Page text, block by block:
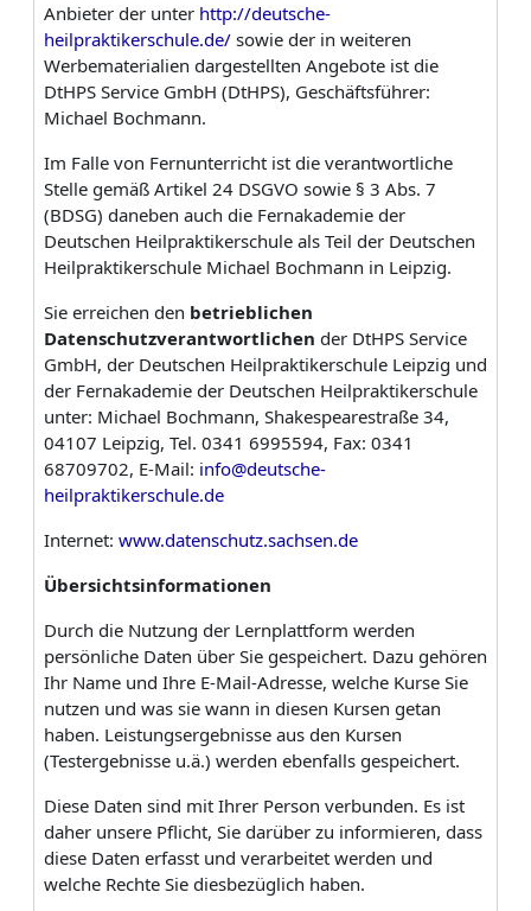
Anbieter der unter http://deutsche-
heilpraktikerschule.de/ sowie der in weiteren
Werbematerialien dargestellten Angebote ist die
DtHPS Service GmbH (DtHPS), Geschäftsführer:
Michael Bochmann.
Im Falle von Fernunterricht ist die verantwortliche
Stelle gemäß Artikel 24 DSGVO sowie § 3 Abs. 7
(BDSG) daneben auch die Fernakademie der
Deutschen Heilpraktikerschule als Teil der Deutschen
Heilpraktikerschule Michael Bochmann in Leipzig.
Sie erreichen den betrieblichen
Datenschutzverantwortlichen der DtHPS Service
GmbH, der Deutschen Heilpraktikerschule Leipzig und
der Fernakademie der Deutschen Heilpraktikerschule
unter: Michael Bochmann, Shakespearestraße 34,
04107 Leipzig, Tel. 0341 6995594, Fax: 0341
68709702, E-Mail: info@deutsche-
heilpraktikerschule.de
Internet: www.datenschutz.sachsen.de
Übersichtsinformationen
Durch die Nutzung der Lernplattform werden
persönliche Daten über Sie gespeichert. Dazu gehören
Ihr Name und Ihre E-Mail-Adresse, welche Kurse Sie
nutzen und was sie wann in diesen Kursen getan
haben. Leistungsergebnisse aus den Kursen
(Testergebnisse u.ä.) werden ebenfalls gespeichert.
Diese Daten sind mit Ihrer Person verbunden. Es ist
daher unsere Pflicht, Sie darüber zu informieren, dass
diese Daten erfasst und verarbeitet werden und
welche Rechte Sie diesbezüglich haben.